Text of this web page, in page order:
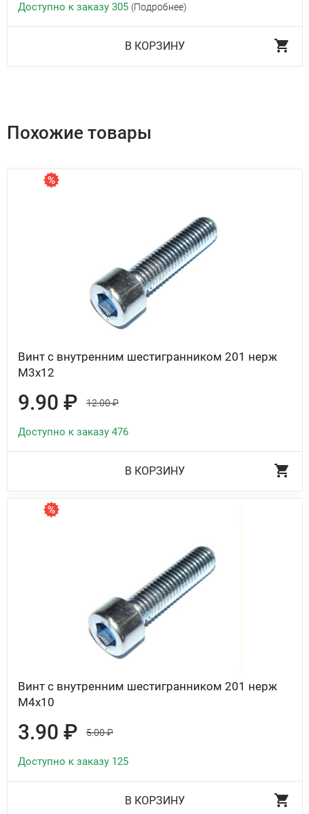
Доступно к заказу 305 (Подробнее)
В КОРЗИНУ
Похожие товары
Винт с внутренним шестигранником 201 нерж
М3х12
9.90 ₽ 12.00 ₽
Доступно к заказу 476
В КОРЗИНУ
Винт с внутренним шестигранником 201 нерж
М4х10
3.90 ₽ 5.00 ₽
Доступно к заказу 125
В КОРЗИНУ